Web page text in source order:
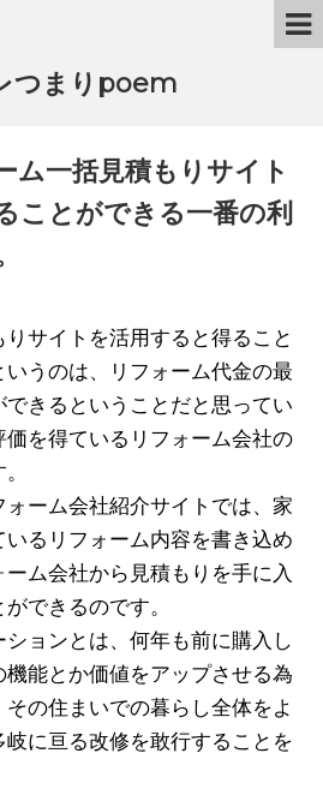
つまりpoem
ム一括見積もりサイト
ことができる一番の利
りサイトを活用すると得ること
うのは、リフォーム代金の最
きるということだと思ってい
価を得ているリフォーム会社の
ーム会社紹介サイトでは、家
るリフォーム内容を書き込め
ム会社から見積もりを手に入
できるのです。
ョンとは、何年も前に購入し
能とか価値をアップさせる為
の住まいでの暮らし全体をよ
岐に亘る改修を敢行することを